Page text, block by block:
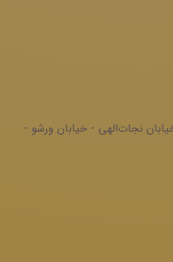
‌نجات‌الهی - خیابان ‌ورشو -